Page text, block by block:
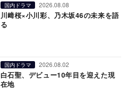
国内ドラマ 2026.08.08
川﨑桜×小川彩、乃木坂46の未来を語
る
国内ドラマ 2026.08.02
白石聖、デビュー10年目を迎えた現
在地